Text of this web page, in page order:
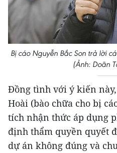
Bị cáo Nguyễn Bắc Son trả lời
(Ảnh: Doãn
Đồng tình với ý kiến
Hoài (bào chữa cho bị
tích nhận thức áp dụng
định thẩm quyền quyết
dự án không đúng và